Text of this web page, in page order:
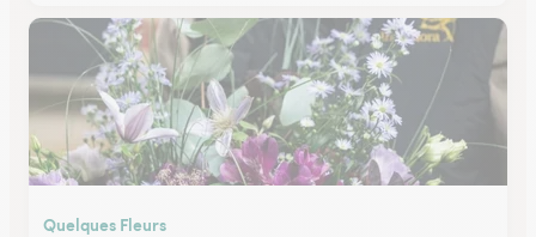
Quelques Fleurs